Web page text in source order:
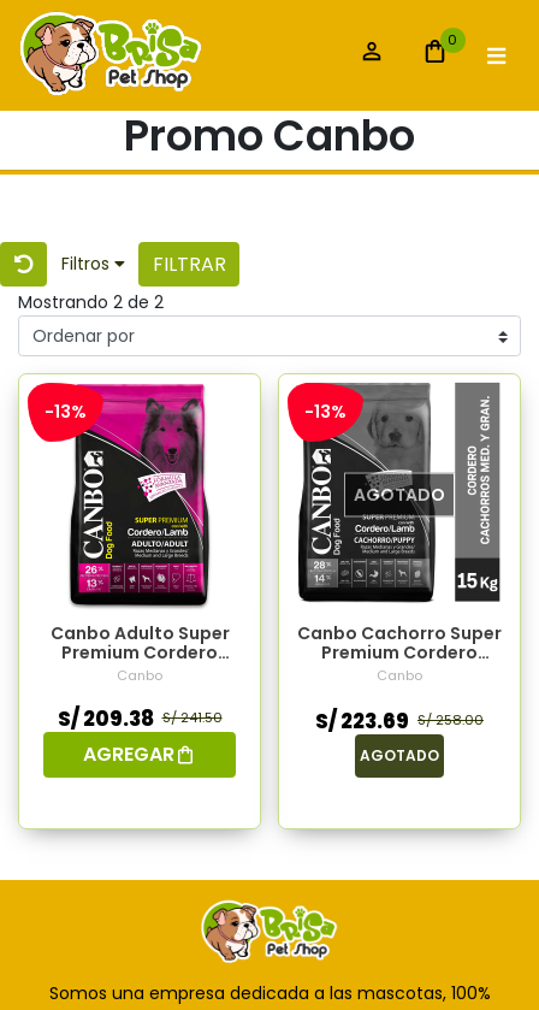
0
Promo Canbo
Filtros FILTRAR
Mostrando 2 de 2
-13%
Canbo Adulto Super
Premium Cordero
Razas Medianas Y
Canbo
S/ 241.50
S/ 209.38
AGREGAR
-13%
AGOTADO
Canbo Cachorro Super
Premium Cordero
Razas Medianas Y
Canbo
S/ 258.00
S/ 223.69
AGOTADO
Somos una empresa dedicada a las mascotas, 100%